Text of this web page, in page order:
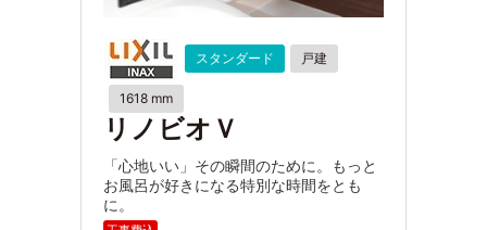
スタンダード 戸建
1618 mm
リノビオＶ
「心地いい」その瞬間のために。もっと
お風呂が好きになる特別な時間をとも
に。